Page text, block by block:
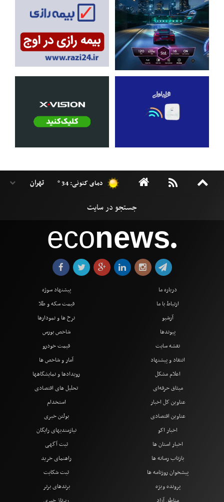
دمای کنونی: 34 °
econews●
درباره ما
ارتباط با ما
آرشیو
پیوندها
نقشه سایت
انتقاد و پیشنهاد
اعلام مشکل
میثاق حرفه‌ای
پیشنهاد سوژه
قیمت سکه و طلا
نرخ ها و نمودارها
شاخص بورس
قیمت خودرو
آمار و شاخص ها
رویدادها و نمایشگاهها
تحلیل های اقتصادی
عناوین کل اخبار
عناوین اقتصادی
اخبار اکو
اخبار استان ها
بازتاب رسانه ها
پیشخوان روزنامه ها
پرونده ویژه
استخدام
بولتن خبری
نیازمندیهای رایگان
ثبت آگهی
راهنمای خرید
ثبت شکایت
برندهای برتر